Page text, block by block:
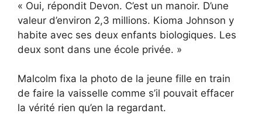
« Oui, répondit Devon. C’est un manoir. D’une
valeur d’environ 2,3 millions. Kioma Johnson y
habite avec ses deux enfants biologiques. Les
deux sont dans une école privée. »
Malcolm fixa la photo de la jeune fille en train
de faire la vaisselle comme s’il pouvait effacer
la vérité rien qu’en la regardant.